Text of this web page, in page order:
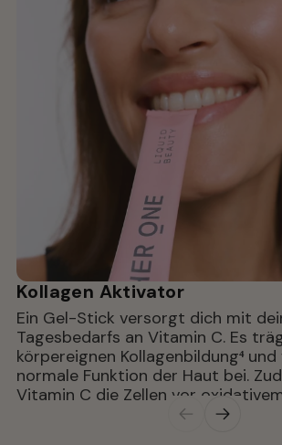
Kollagen Aktivator
Ein Gel-Stick versorgt dich mit
Tagesbedarfs an Vitamin C. Es
körpereignen Kollagenbildung⁴ und
normale Funktion der Haut bei.
Vitamin C die Zellen vor